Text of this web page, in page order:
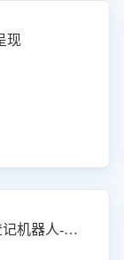
现
抖音小店已发货仅退款拦截登记机器人-八爪鱼